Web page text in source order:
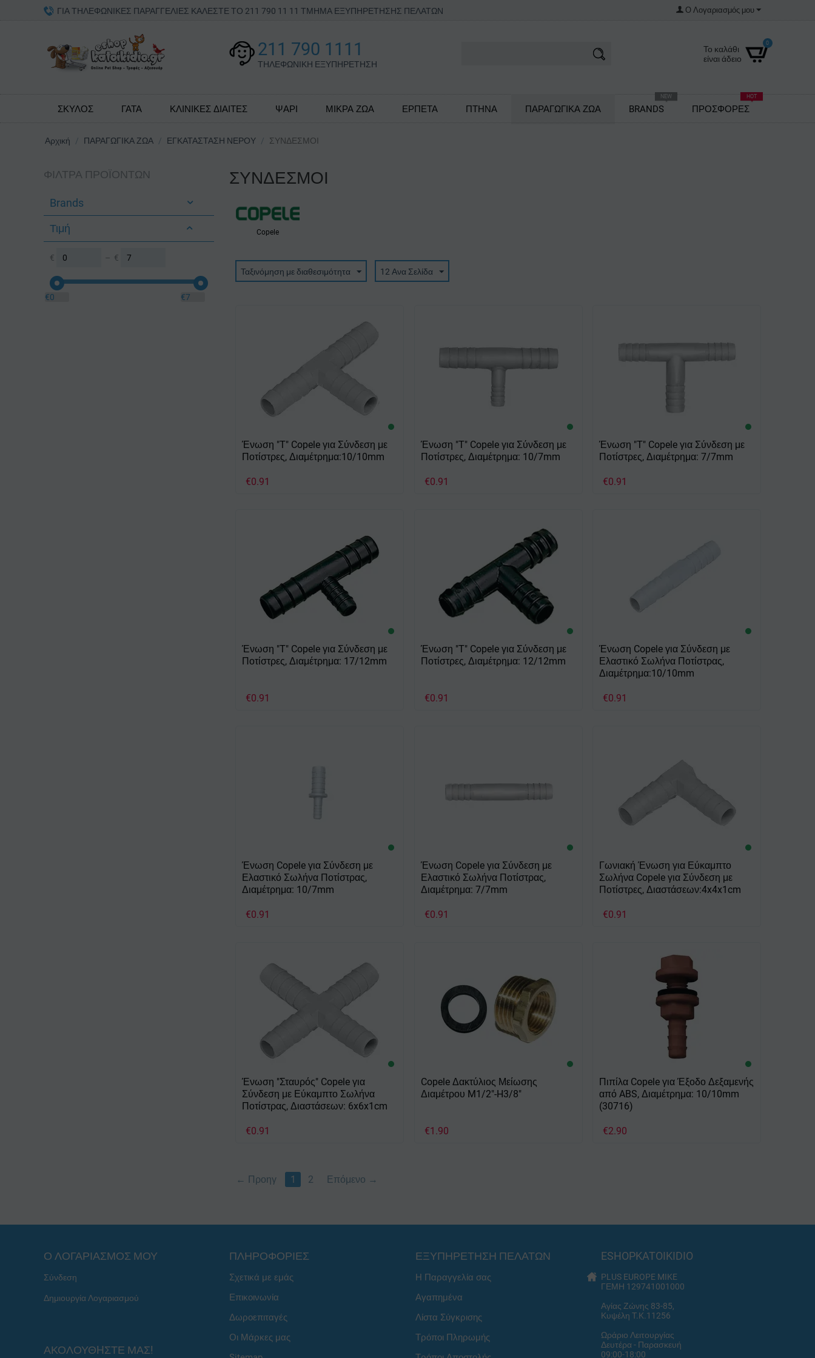
ΓΙΑ ΤΗΛΕΦΩΝΙΚΕΣ ΠΑΡΑΓΓΕΛΙΕΣ ΚΑΛΕΣΤΕ ΤΟ 211 790 11 11 ΤΜΗΜΑ ΕΞΥΠΗΡΕΤΗΣΗΣ ΠΕΛΑΤΩΝ Ο Λογαριασμός μου
211 790 1111
ΤΗΛΕΦΩΝΙΚΗ ΕΞΥΠΗΡΕΤΗΣΗ
Το καλάθι
είναι άδειο
0
ΣΚΥΛΟΣ ΓΑΤΑ ΚΛΙΝΙΚΕΣ ΔΙΑΙΤΕΣ ΨΑΡΙ ΜΙΚΡΑ ΖΩΑ ΕΡΠΕΤΑ ΠΤΗΝΑ ΠΑΡΑΓΩΓΙΚΑ ΖΩΑ BRANDS
NEW
ΠΡΟΣΦΟΡΕΣ
HOT
Αρχική / ΠΑΡΑΓΩΓΙΚΑ ΖΩΑ / ΕΓΚΑΤΑΣΤΑΣΗ ΝΕΡΟΥ / ΣΥΝΔΕΣΜΟΙ
ΦΊΛΤΡΑ ΠΡΟΪΌΝΤΩΝ
Brands
Τιμή
€ – €
€0 €7
ΣΥΝΔΕΣΜΟΙ
Copele
Ταξινόμηση με διαθεσιμότητα 12 Ανα Σελίδα
Ένωση "Τ" Copele για Σύνδεση με
Ποτίστρες, Διαμέτρημα:10/10mm
€0.91
Ένωση "Τ" Copele για Σύνδεση με
Ποτίστρες, Διαμέτρημα: 10/7mm
€0.91
Ένωση "Τ" Copele για Σύνδεση με
Ποτίστρες, Διαμέτρημα: 7/7mm
€0.91
Ένωση "Τ" Copele για Σύνδεση με
Ποτίστρες, Διαμέτρημα: 17/12mm
€0.91
Ένωση "Τ" Copele για Σύνδεση με
Ποτίστρες, Διαμέτρημα: 12/12mm
€0.91
Ένωση Copele για Σύνδεση με
Ελαστικό Σωλήνα Ποτίστρας,
Διαμέτρημα:10/10mm
€0.91
Ένωση Copele για Σύνδεση με
Ελαστικό Σωλήνα Ποτίστρας,
Διαμέτρημα: 10/7mm
€0.91
Ένωση Copele για Σύνδεση με
Ελαστικό Σωλήνα Ποτίστρας,
Διαμέτρημα: 7/7mm
€0.91
Γωνιακή Ένωση για Εύκαμπτο
Σωλήνα Copele για Σύνδεση με
Ποτίστρες, Διαστάσεων:4x4x1cm
€0.91
Ένωση "Σταυρός" Copele για
Σύνδεση με Εύκαμπτο Σωλήνα
Ποτίστρας, Διαστάσεων: 6x6x1cm
€0.91
Copele Δακτύλιος Μείωσης
Διαμέτρου M1/2"-H3/8"
€1.90
Πιπίλα Copele για Έξοδο Δεξαμενής
από ABS, Διαμέτρημα: 10/10mm
(30716)
€2.90
Προηγ 1 2 Επόμενο
Ο ΛΟΓΑΡΙΑΣΜΟΣ ΜΟΥ
Σύνδεση
Δημιουργία Λογαριασμού
ΑΚΟΛΟΥΘHΣΤΕ ΜΑΣ!
ΠΛΗΡΟΦΟΡΙΕΣ
Σχετικά με εμάς
Επικοινωνία
Δωροεπιταγές
Οι Μάρκες μας
ΕΞΥΠΗΡΕΤΗΣΗ ΠΕΛΑΤΩΝ
Η Παραγγελία σας
Αγαπημένα
Λίστα Σύγκρισης
Τρόποι Πληρωμής
ESHOPKATOIKIDIO
PLUS EUROPE MIKE
ΓΕΜΗ 129741001000
Αγίας Ζώνης 83-85,
Κυψέλη T.K.11256
Ωράριο Λειτουργίας
Δευτέρα - Παρασκευή
09:00-18:00